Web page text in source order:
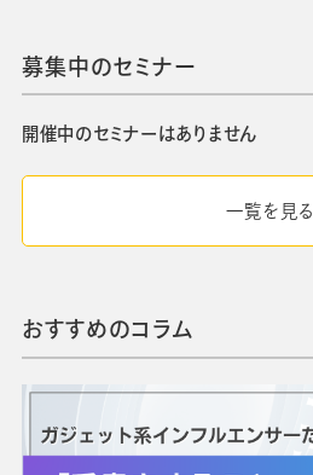
募集中のセミナー
開催中のセミナーはありません
一覧を見る
おすすめのコラム